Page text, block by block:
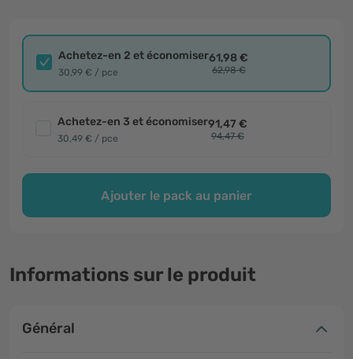
Achetez-en 2 et économiser
30,99 € / pce
61,98 €
62,98 €
Achetez-en 3 et économiser
30,49 € / pce
91,47 €
94,47 €
Ajouter le pack au panier
Informations sur le produit
Général